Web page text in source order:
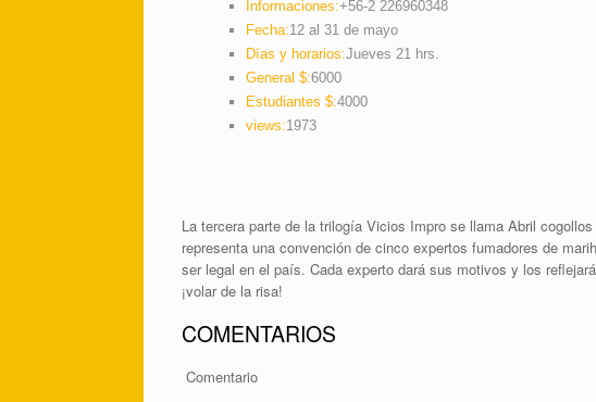
Informaciones:+56-2 226960348
Fecha:12 al 31 de mayo
Días y horarios:Jueves 21 hrs.
General $:6000
Estudiantes $:4000
views:1973
La tercera parte de la trilogía Vicios Impro se llama Abril
representa una convención de cinco expertos fumadores de
ser legal en el país. Cada experto dará sus motivos y los
¡volar de la risa!
COMENTARIOS
Comentario